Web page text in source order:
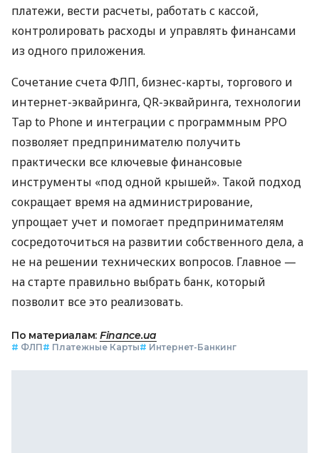
платежи, вести расчеты, работать с кассой,
контролировать расходы и управлять финансами
из одного приложения.
Сочетание счета ФЛП, бизнес-карты, торгового и
интернет-эквайринга, QR-эквайринга, технологии
Tap to Phone и интеграции с программным РРО
позволяет предпринимателю получить
практически все ключевые финансовые
инструменты «под одной крышей». Такой подход
сокращает время на администрирование,
упрощает учет и помогает предпринимателям
сосредоточиться на развитии собственного дела, а
не на решении технических вопросов. Главное —
на старте правильно выбрать банк, который
позволит все это реализовать.
По материалам: Finance.ua
# ФЛП# Платежные Карты# Интернет-Банкинг